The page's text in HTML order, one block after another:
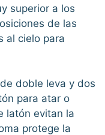
superior a los
de las
al cielo para
doble leva y dos
para atar o
latón evitan la
protege la